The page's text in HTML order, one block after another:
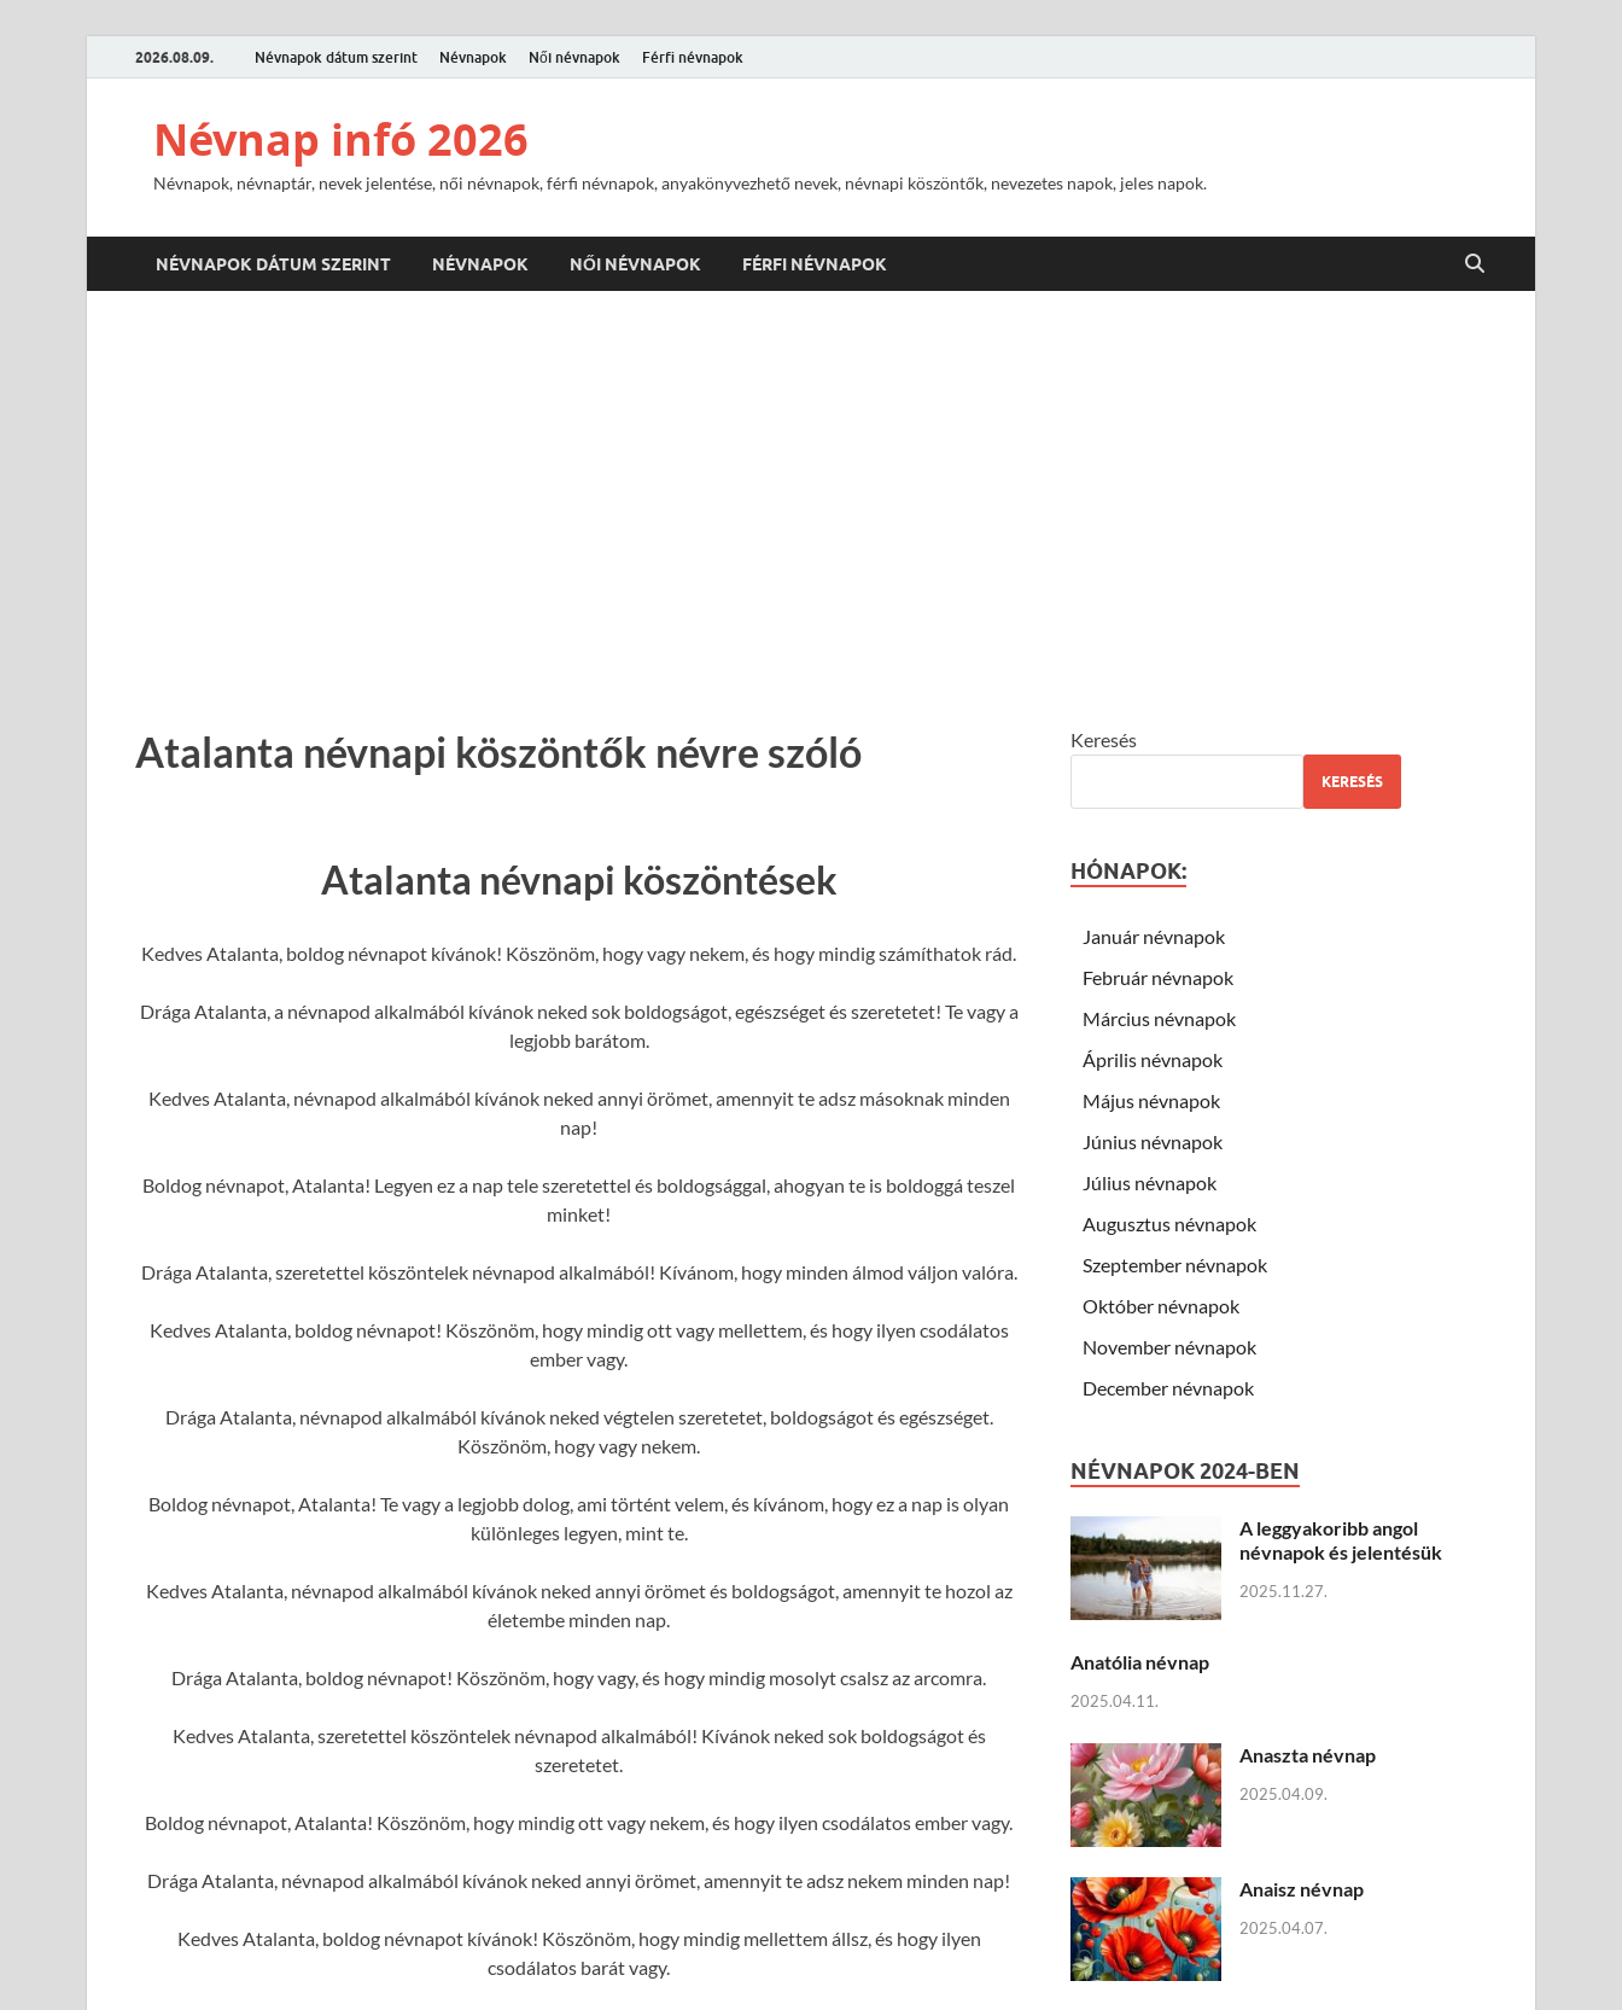
2026.08.09. Névnapok dátum szerint Névnapok Női névnapok Férfi névnapok
Névnap infó 2026
Névnapok, névnaptár, nevek jelentése, női névnapok, férfi névnapok, anyakönyvezhető nevek, névnapi köszöntők, nevezetes napok, jeles napok.
NÉVNAPOK DÁTUM SZERINT NÉVNAPOK NŐI NÉVNAPOK FÉRFI NÉVNAPOK
Atalanta névnapi köszöntők névre szóló
Atalanta névnapi köszöntések
Kedves Atalanta, boldog névnapot kívánok! Köszönöm, hogy vagy nekem, és hogy mindig számíthatok rád.
Drága Atalanta, a névnapod alkalmából kívánok neked sok boldogságot, egészséget és szeretetet! Te vagy a
legjobb barátom.
Kedves Atalanta, névnapod alkalmából kívánok neked annyi örömet, amennyit te adsz másoknak minden
nap!
Boldog névnapot, Atalanta! Legyen ez a nap tele szeretettel és boldogsággal, ahogyan te is boldoggá teszel
minket!
Drága Atalanta, szeretettel köszöntelek névnapod alkalmából! Kívánom, hogy minden álmod váljon valóra.
Kedves Atalanta, boldog névnapot! Köszönöm, hogy mindig ott vagy mellettem, és hogy ilyen csodálatos
ember vagy.
Drága Atalanta, névnapod alkalmából kívánok neked végtelen szeretetet, boldogságot és egészséget.
Köszönöm, hogy vagy nekem.
Boldog névnapot, Atalanta! Te vagy a legjobb dolog, ami történt velem, és kívánom, hogy ez a nap is olyan
különleges legyen, mint te.
Kedves Atalanta, névnapod alkalmából kívánok neked annyi örömet és boldogságot, amennyit te hozol az
életembe minden nap.
Drága Atalanta, boldog névnapot! Köszönöm, hogy vagy, és hogy mindig mosolyt csalsz az arcomra.
Kedves Atalanta, szeretettel köszöntelek névnapod alkalmából! Kívánok neked sok boldogságot és
szeretetet.
Boldog névnapot, Atalanta! Köszönöm, hogy mindig ott vagy nekem, és hogy ilyen csodálatos ember vagy.
Drága Atalanta, névnapod alkalmából kívánok neked annyi örömet, amennyit te adsz nekem minden nap!
Kedves Atalanta, boldog névnapot kívánok! Köszönöm, hogy mindig mellettem állsz, és hogy ilyen
csodálatos barát vagy.
Keresés
KERESÉS
HÓNAPOK:
Január névnapok
Február névnapok
Március névnapok
Április névnapok
Május névnapok
Június névnapok
Július névnapok
Augusztus névnapok
Szeptember névnapok
Október névnapok
November névnapok
December névnapok
NÉVNAPOK 2024-BEN
A leggyakoribb angol
névnapok és jelentésük
2025.11.27.
Anatólia névnap
2025.04.11.
Anaszta névnap
2025.04.09.
Anaisz névnap
2025.04.07.